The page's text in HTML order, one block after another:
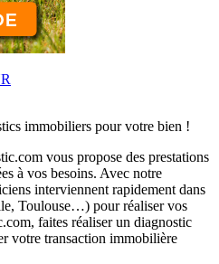
immobiliers pour votre bien !
vous propose des prestations
à vos besoins. Avec notre
interviennent rapidement dans
Toulouse…) pour réaliser vos
faites réaliser un diagnostic
votre transaction immobilière